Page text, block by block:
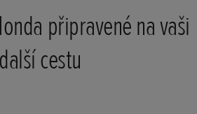
připravené na vaši
další cestu